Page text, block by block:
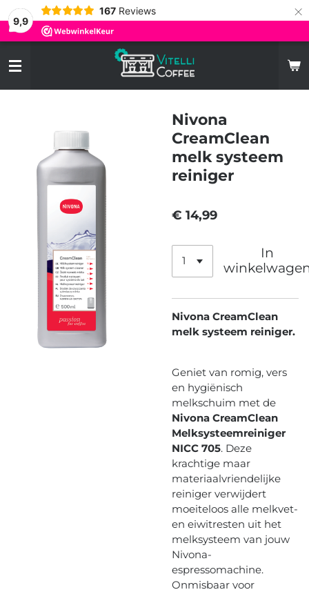
9,9
167 Reviews ×
Nivona
CreamClean
melk systeem
reiniger
€ 14,99
In
Nivona CreamClean
melk systeem reiniger.
Geniet van romig, vers
en hygiënisch
melkschuim met de
Nivona CreamClean
Melksysteemreiniger
NICC 705. Deze
krachtige maar
materiaalvriendelijke
reiniger verwijdert
moeiteloos alle melkvet-
en eiwitresten uit het
melksysteem van jouw
Nivona-
espressomachine.
Onmisbaar voor